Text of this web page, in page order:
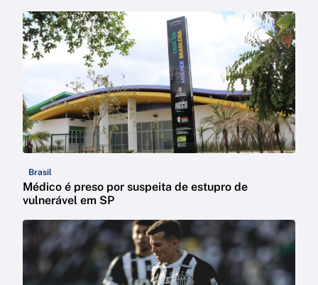
Brasil
Médico é preso por suspeita de estupro de
vulnerável em SP